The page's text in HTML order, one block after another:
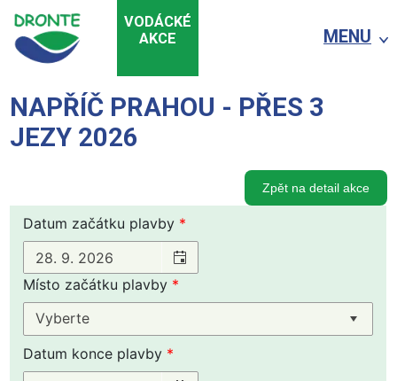
VODÁCKÉ
AKCE
MENU
NAPŘÍČ PRAHOU - PŘES 3
JEZY 2026
Zpět na detail akce